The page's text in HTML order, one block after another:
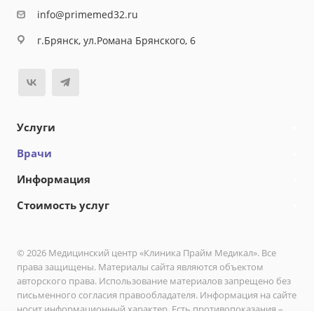
info@primemed32.ru
г.Брянск, ул.Романа Брянского, 6
Услуги
Врачи
Информация
Стоимость услуг
© 2026 Медицинский центр «Клиника Прайм Медикал». Все
права защищены. Материалы сайта являются объектом
авторского права. Использование материалов запрещено без
письменного согласия правообладателя. Информация на сайте